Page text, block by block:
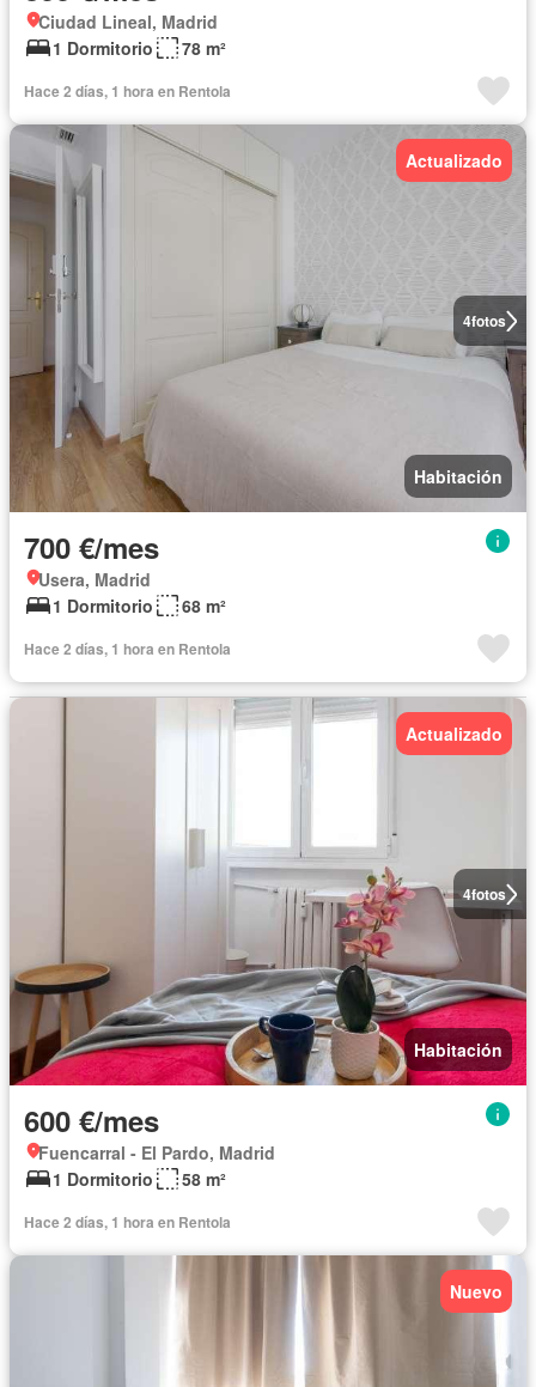
Ciudad Lineal, Madrid
1 Dormitorio
78 m²
Hace 2 días, 1 hora en Rentola
4fotos
Actualizado
Habitación
700 €/mes
Usera, Madrid
1 Dormitorio
68 m²
Hace 2 días, 1 hora en Rentola
4fotos
Actualizado
Habitación
600 €/mes
Fuencarral - El Pardo, Madrid
1 Dormitorio
58 m²
Hace 2 días, 1 hora en Rentola
Nuevo